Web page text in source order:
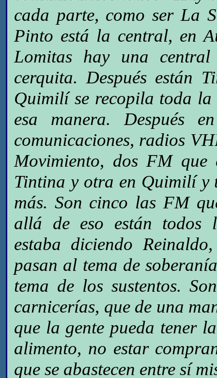
cada parte, como ser La
Pinto está la central, en
Lomitas hay una
cerquita. Después están
Quimilí se recopila toda la
esa manera. Después
comunicaciones, radios
Movimiento, dos FM
Tintina y otra en Quimilí y
más. Son cinco las FM
allá de eso están todos
estaba diciendo
pasan al tema de
tema de los sustentos.
carnicerías, que de una
que la gente pueda tener
alimento, no estar
que se abastecen entre sí